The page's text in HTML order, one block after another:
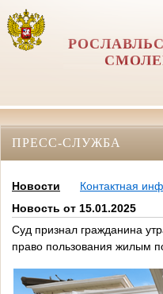
ПРЕСС-СЛУЖБА
Новости
Контактная
Новость от 15.01.2025
Суд признал гражданина
право пользования жилым